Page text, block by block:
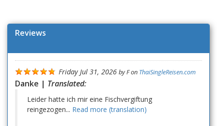
Reviews
Friday Jul 31, 2026 byFon ThaiSingleReisen.com
Danke | Translated:
Leider hatte ich mir eine Fischvergiftung
reingezogen... Read more (translation)